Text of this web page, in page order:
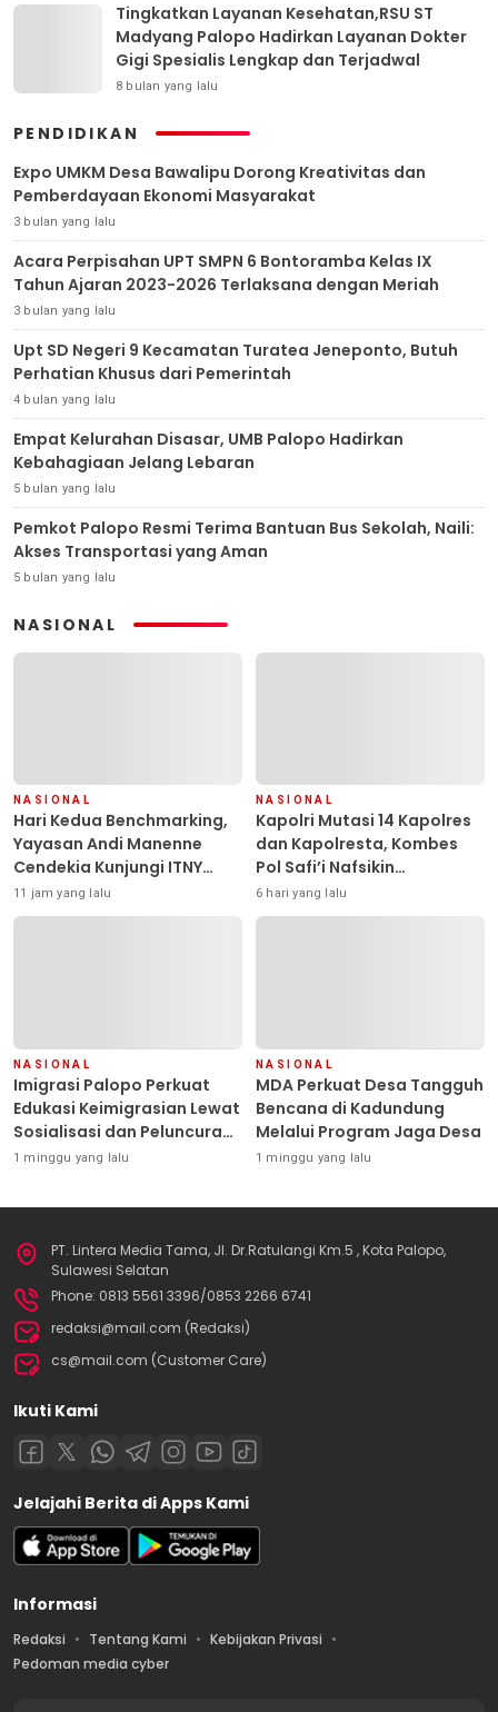
Tingkatkan Layanan Kesehatan,RSU ST
Madyang Palopo Hadirkan Layanan Dokter
Gigi Spesialis Lengkap dan Terjadwal
8 bulan yang lalu
PENDIDIKAN
Expo UMKM Desa Bawalipu Dorong Kreativitas dan
Pemberdayaan Ekonomi Masyarakat
3 bulan yang lalu
Acara Perpisahan UPT SMPN 6 Bontoramba Kelas IX
Tahun Ajaran 2023-2026 Terlaksana dengan Meriah
3 bulan yang lalu
Upt SD Negeri 9 Kecamatan Turatea Jeneponto, Butuh
Perhatian Khusus dari Pemerintah
4 bulan yang lalu
Empat Kelurahan Disasar, UMB Palopo Hadirkan
Kebahagiaan Jelang Lebaran
5 bulan yang lalu
Pemkot Palopo Resmi Terima Bantuan Bus Sekolah, Naili:
Akses Transportasi yang Aman
5 bulan yang lalu
NASIONAL
NASIONAL
Hari Kedua Benchmarking,
Yayasan Andi Manenne
Cendekia Kunjungi ITNY
Yogyakarta
11 jam yang lalu
NASIONAL
Kapolri Mutasi 14 Kapolres
dan Kapolresta, Kombes
Pol Safi’i Nafsikin
Mengemban Amanah
Pimpin Polresta Kendari
6 hari yang lalu
NASIONAL
Imigrasi Palopo Perkuat
Edukasi Keimigrasian Lewat
Sosialisasi dan Peluncuran
Inovasi Chatbot “IT CHIKA”
1 minggu yang lalu
NASIONAL
MDA Perkuat Desa Tangguh
Bencana di Kadundung
Melalui Program Jaga Desa
1 minggu yang lalu
PT. Lintera Media Tama, Jl. Dr.Ratulangi Km.5 , Kota Palopo,
Sulawesi Selatan
Phone: 0813 5561 3396/0853 2266 6741
redaksi@mail.com (Redaksi)
cs@mail.com (Customer Care)
Ikuti Kami
Jelajahi Berita di Apps Kami
Informasi
Redaksi Tentang Kami
Kebijakan Privasi
Pedoman media cyber